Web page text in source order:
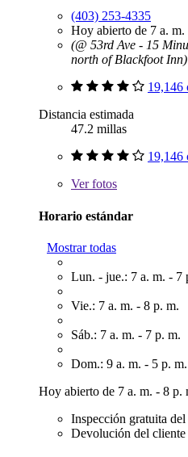
(403) 253-4335
Hoy abierto de 7 a. m.
(@ 53rd Ave - 15
north of Blackfoot Inn)
19,146
Distancia estimada
47.2 millas
19,146
Verfotos
Horario estándar
Mostrar todas
Lun. - jue.: 7 a. m. - 7
Vie.: 7 a. m. - 8 p. m.
Sáb.: 7 a. m. - 7 p. m.
Dom.: 9 a. m. - 5 p. m.
Hoy abierto de 7 a. m. - 8 p.
Inspección gratuita
Devolución del cliente